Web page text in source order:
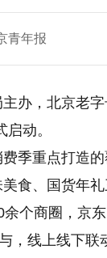
青年报
办，北京老
动。
季重点打造
食、国货年
个商圈，京
，线上线下